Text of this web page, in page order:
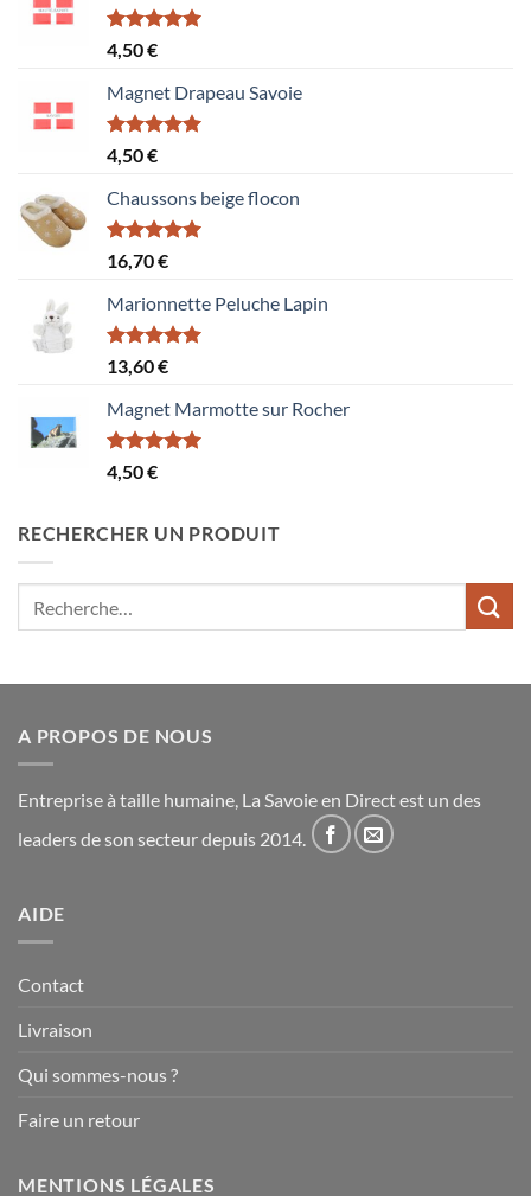
Note5.00
sur 5
4,50€
Magnet Drapeau Savoie
Note5.00
sur 5
4,50€
Chaussons beige flocon
Note5.00
sur 5
16,70€
Marionnette Peluche Lapin
Note5.00
sur 5
13,60€
Magnet Marmotte sur Rocher
Note5.00
sur 5
4,50€
RECHERCHER UN PRODUIT
A PROPOS DE NOUS
Entreprise à taille humaine, La Savoie en Direct est un des
leaders de son secteur depuis 2014.
AIDE
Contact
Livraison
Qui sommes-nous ?
Faire un retour
MENTIONS LÉGALES